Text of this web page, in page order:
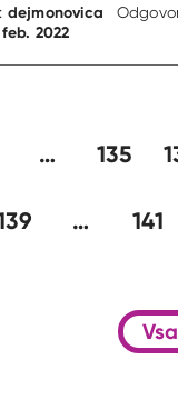
dejmonovica
feb. 2022
… 135
… 141